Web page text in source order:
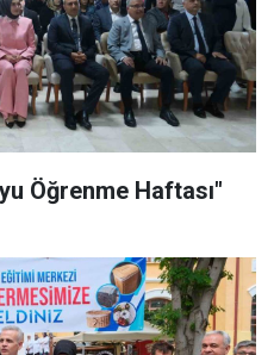
Öğrenme Haftası"